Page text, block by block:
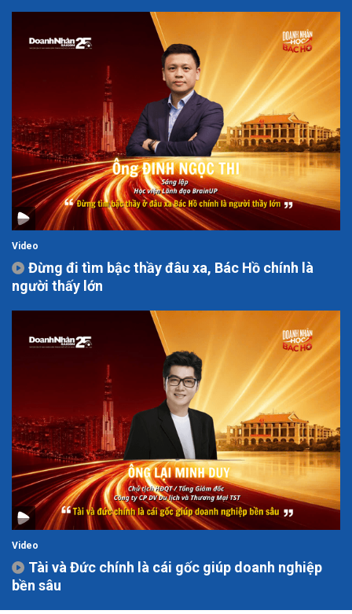
Video
Đừng đi tìm bậc thầy đâu xa, Bác Hồ chính là
người thấy lớn
Video
Tài và Đức chính là cái gốc giúp doanh nghiệp
bền sâu